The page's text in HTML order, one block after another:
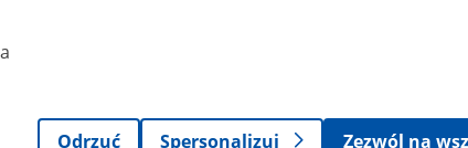
Odrzuć
Spersonalizuj Zezwól na